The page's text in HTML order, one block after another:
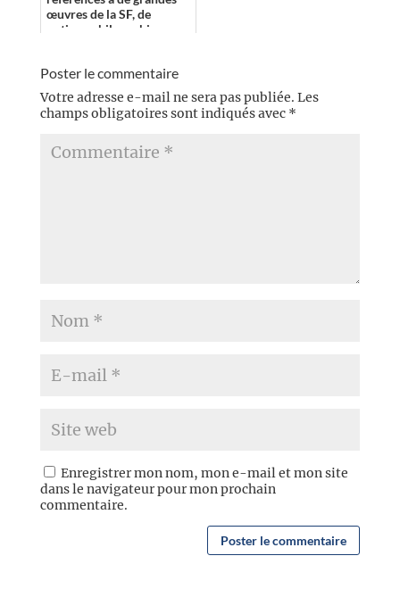
œuvres de la SF, de
notions philosophiques,
Poster le commentaire
Votre adresse e-mail ne sera pas publiée. Les
champs obligatoires sont indiqués avec *
Enregistrer mon nom, mon e-mail et mon site
dans le navigateur pour mon prochain
commentaire.